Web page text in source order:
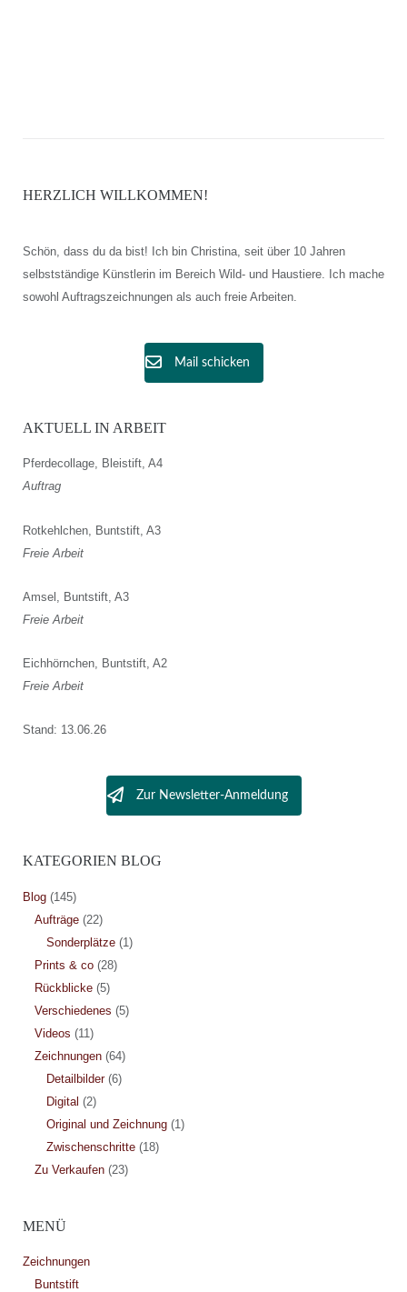
HERZLICH WILLKOMMEN!
Schön, dass du da bist! Ich bin Christina, seit über 10 Jahren
selbstständige Künstlerin im Bereich Wild- und Haustiere. Ich mache
sowohl Auftragszeichnungen als auch freie Arbeiten.
Mail schicken
AKTUELL IN ARBEIT
Pferdecollage, Bleistift, A4
Auftrag
Rotkehlchen, Buntstift, A3
Freie Arbeit
Amsel, Buntstift, A3
Freie Arbeit
Eichhörnchen, Buntstift, A2
Freie Arbeit
Stand: 13.06.26
Zur Newsletter-Anmeldung
KATEGORIEN BLOG
Blog(145)
Aufträge(22)
Sonderplätze(1)
Prints & co(28)
Rückblicke(5)
Verschiedenes (5)
Videos (11)
Zeichnungen(64)
Detailbilder(6)
Digital (2)
Original und Zeichnung(1)
Zwischenschritte(18)
Zu Verkaufen(23)
MENÜ
Zeichnungen
Buntstift